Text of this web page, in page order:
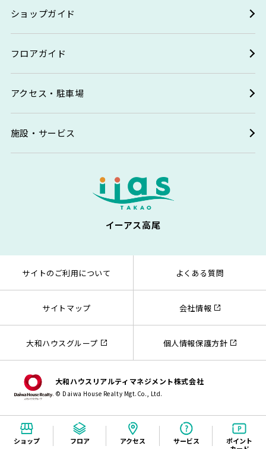
ショップ フロア アクセス サービス
ポイント
ショップガイド
フロアガイド
アクセス・駐車場
施設・サービス
イーアス高尾
サイトのご利用について よくある質問
サイトマップ 会社情報
大和ハウスグループ 個人情報保護方針
大和ハウスリアルティマネジメント株式会社
© Daiwa House Realty Mgt.Co., Ltd.